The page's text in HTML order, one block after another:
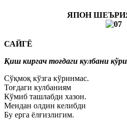
ЯПОН
САЙГЁ
Қиш киргач тоғдаги кулбани
Сўқмоқ кўзга кўринмас.
Тоғдаги кулбаниям
Кўмиб ташлабди хазон.
Мендан олдин келибди
Бу ерга ёлғизлигим.